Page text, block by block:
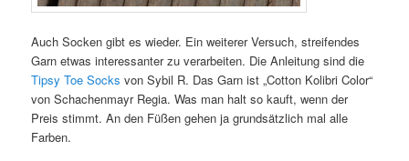
Auch Socken gibt es wieder. Ein weiterer Versuch, streifendes
Garn etwas interessanter zu verarbeiten. Die Anleitung sind die
Tipsy Toe Socks von Sybil R. Das Garn ist „Cotton Kolibri Color“
von Schachenmayr Regia. Was man halt so kauft, wenn der
Preis stimmt. An den Füßen gehen ja grundsätzlich mal alle
Farben.